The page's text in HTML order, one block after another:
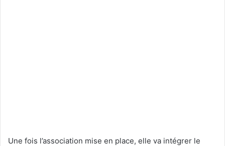
Une fois l’association mise en place, elle va intégrer le